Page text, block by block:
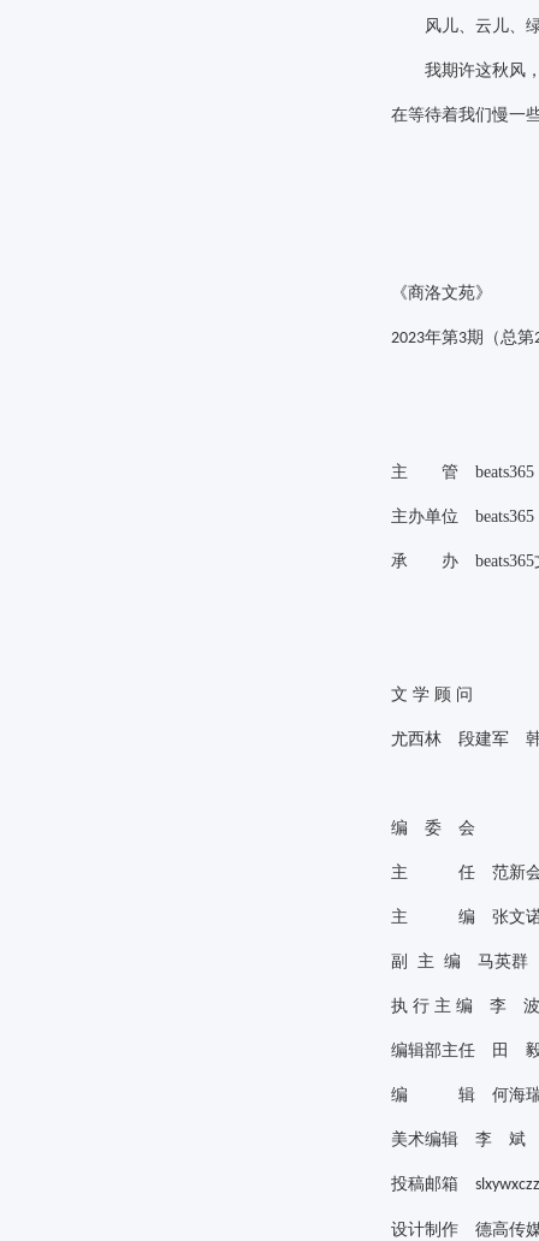
风儿、云儿、绿
我期许这秋风，
在等待着我们慢一
《商洛文苑》
2023年第3期（总第
主 管 beats365
主办单位 beats365
承 办 beats365
文 学 顾 问
尤西林 段建军
编 委 会
主 任 范新
主 编 张文
副 主 编 马英群
执 行 主 编 李 波
编辑部主任 田
编 辑 何海瑞
美术编辑 李
投稿邮箱
设计制作 德高传